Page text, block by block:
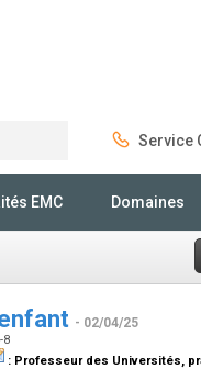
Service
EMC Domaines
- 02/04/25
8
: Professeur des Universités,